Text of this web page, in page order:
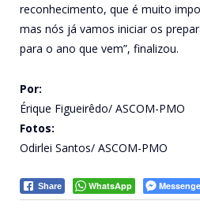
reconhecimento, que é muito
mas nós já vamos iniciar os
para o ano que vem”, finalizou.
Por:
Érique Figueirêdo/ ASCOM-PMO
Fotos:
Odirlei Santos/ ASCOM-PMO
Share WhatsApp